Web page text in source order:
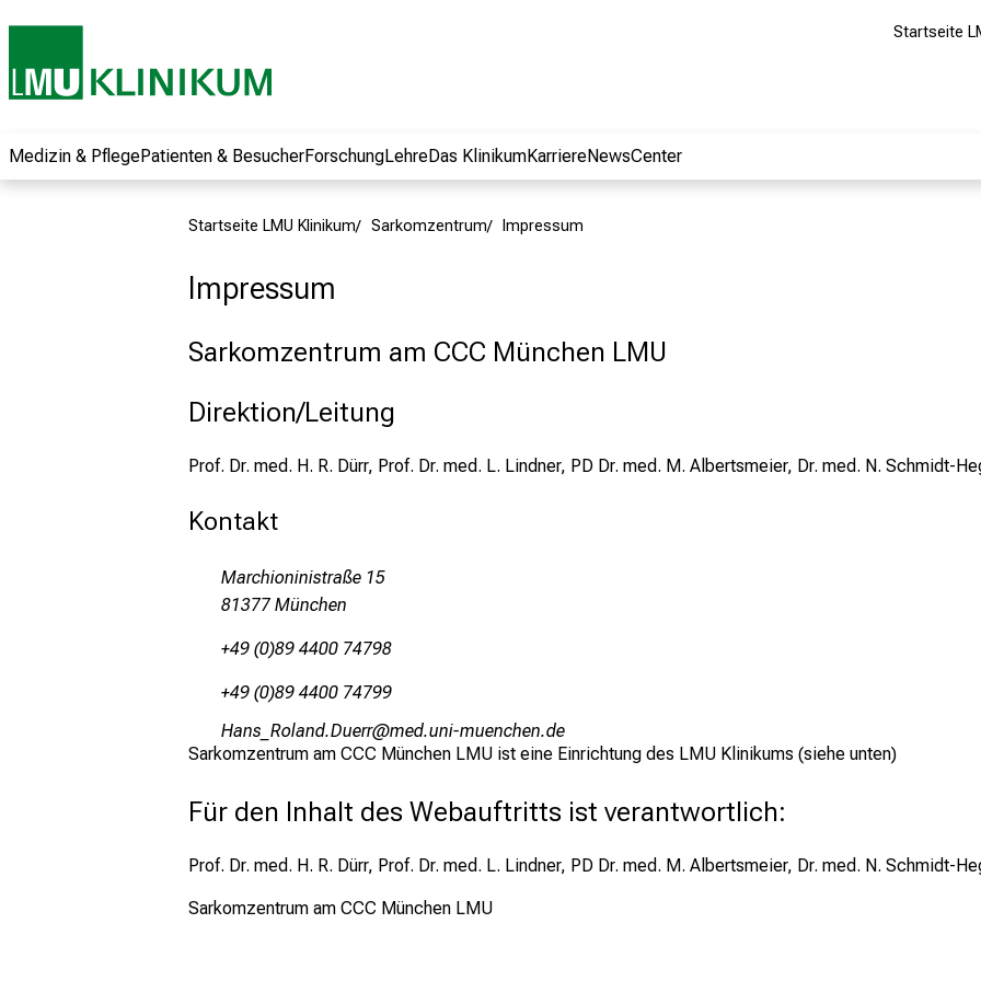
Startseite
Medizin & PflegePatienten & BesucherForschungLehreDas KlinikumKarriereNewsCenter
Startseite LMU Klinikum Sarkomzentrum Impressum
Impressum
Sarkomzentrum am CCC München LMU
Direktion/Leitung
Prof. Dr. med. H. R. Dürr, Prof. Dr. med. L. Lindner, PD Dr. med. M. Albertsmeier, Dr. med. N. Schmidt-
Kontakt
Marchioninistraße 15
81377 München
+49 (0)89 4400 74798
+49 (0)89 4400 74799
Zguca.BüägSum-Mfi,pp
vimsfulrvfiuyziu ,mi
Sarkomzentrum am CCC München LMU ist eine Einrichtung des LMU Klinikums (siehe unten)
Für den Inhalt des Webauftritts ist verantwortlich:
Prof. Dr. med. H. R. Dürr, Prof. Dr. med. L. Lindner, PD Dr. med. M. Albertsmeier, Dr. med. N. Schmidt-
Sarkomzentrum am CCC München LMU
Informationen zu
Jobs, Ausbildungen
Weiterbildungen.
Kommen Sie
lassen Sie sich von
Pflegewissenschaft
unverbindlich und
ohne Anmeldung.